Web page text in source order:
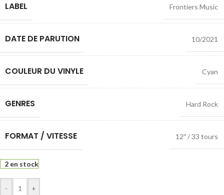
LABEL Frontiers Music
DATE DE PARUTION 10/2021
COULEUR DU VINYLE Cyan
GENRES Hard Rock
FORMAT / VITESSE 12″ / 33 tours
2 en stock
- +